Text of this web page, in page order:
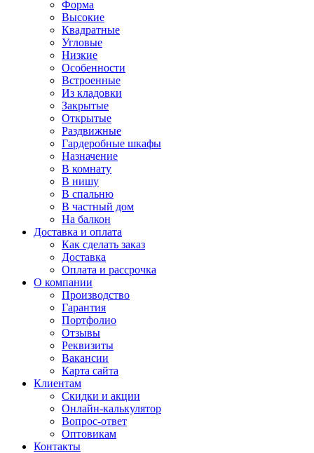
Форма
Высокие
Квадратные
Угловые
Низкие
Особенности
Встроенные
Из кладовки
Закрытые
Открытые
Раздвижные
Гардеробные шкафы
Назначение
В комнату
В нишу
В спальню
В частный дом
На балкон
Доставка и оплата
Как сделать заказ
Доставка
Оплата и рассрочка
О компании
Производство
Гарантия
Портфолио
Отзывы
Реквизиты
Вакансии
Карта сайта
Клиентам
Скидки и акции
Онлайн-калькулятор
Вопрос-ответ
Оптовикам
Контакты